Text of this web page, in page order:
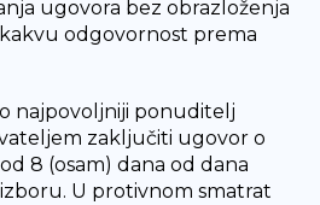
ugovora bez obrazloženja
odgovornost prema
najpovoljniji ponuditelj
zaključiti ugovor o
8 (osam) dana od dana
U protivnom smatrat